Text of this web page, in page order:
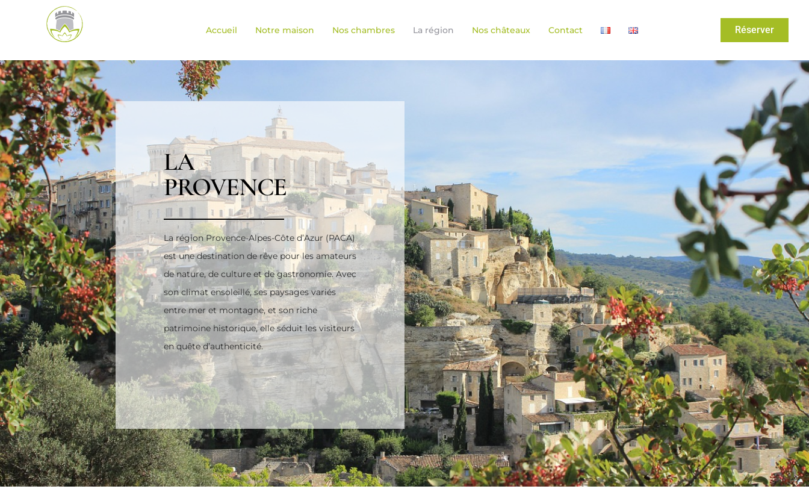
Accueil Notre maison Nos chambres La région Nos châteaux Contact Réserver
LA
PROVENCE
La région Provence-Alpes-Côte d’Azur (PACA)
est une destination de rêve pour les amateurs
de nature, de culture et de gastronomie. Avec
son climat ensoleillé, ses paysages variés
entre mer et montagne, et son riche
patrimoine historique, elle séduit les visiteurs
en quête d’authenticité.